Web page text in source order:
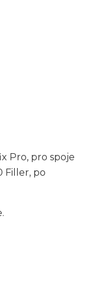
Pro, pro spoje
Filler, po